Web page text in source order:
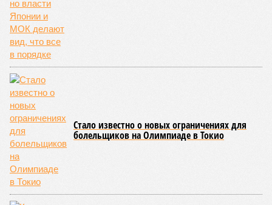
Стало известно о новых ограничениях для
болельщиков на Олимпиаде в Токио